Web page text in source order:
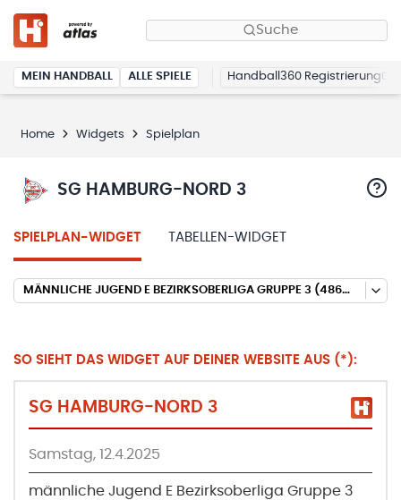
Suche
MEIN HANDBALL ALLE SPIELE Handball360 Registrierung
Home Widgets Spielplan
SG HAMBURG-NORD 3
SPIELPLAN-WIDGET TABELLEN-WIDGET
MÄNNLICHE JUGEND E BEZIRKSOBERLIGA GRUPPE 3 (486) (HALLENRUNDE 2024/2025)
SO SIEHT DAS WIDGET AUF DEINER WEBSITE AUS (*):
SG HAMBURG-NORD 3
Samstag, 12.4.2025
männliche Jugend E Bezirksoberliga Gruppe 3